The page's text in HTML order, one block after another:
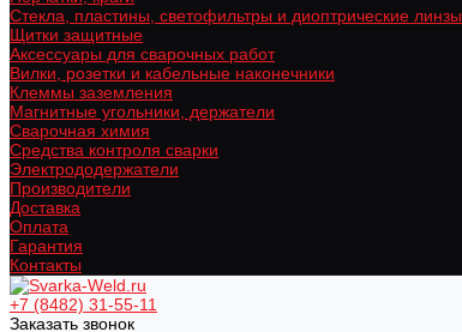
Стекла, пластины, светофильтры и диоптрические линзы
Щитки защитные
Аксессуары для сварочных работ
Вилки, розетки и кабельные наконечники
Клеммы заземления
Магнитные угольники, держатели
Сварочная химия
Средства контроля сварки
Электрододержатели
Производители
Доставка
Оплата
Гарантия
Контакты
+7 (8482) 31-55-11
Заказать звонок